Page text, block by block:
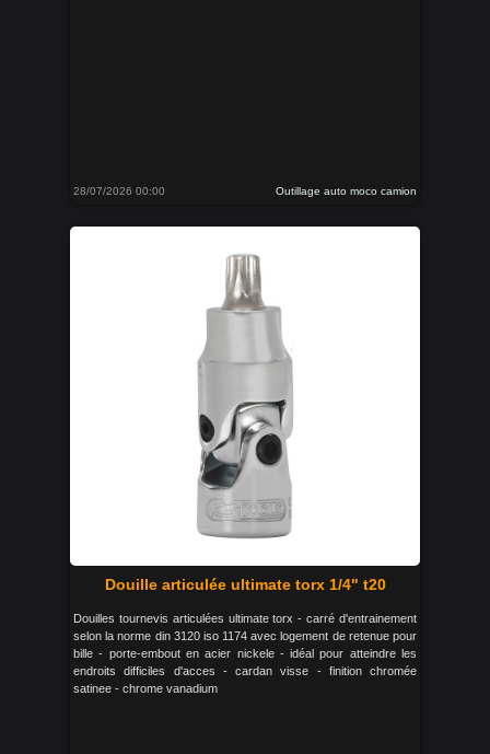
28/07/2026 00:00 Outillage auto moco camion
Douille articulée ultimate torx 1/4" t20
Douilles tournevis articulées ultimate torx - carré d'entrainement
selon la norme din 3120 iso 1174 avec logement de retenue pour
bille - porte-embout en acier nickele - idéal pour atteindre les
endroits difficiles d'acces - cardan visse - finition chromée
satinee - chrome vanadium